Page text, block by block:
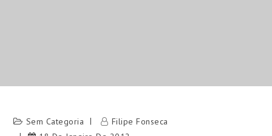
Sem Categoria
Filipe Fonseca